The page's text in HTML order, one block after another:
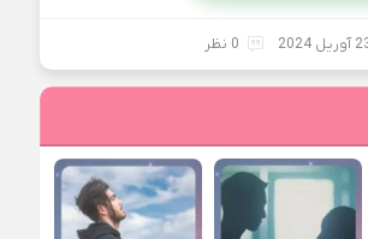
2024 0 نظر